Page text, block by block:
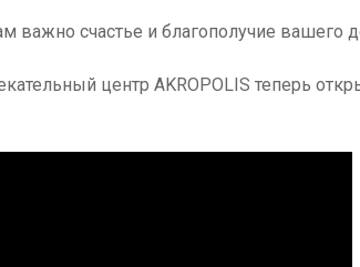
важно счастье и благополучие вашего
центр AKROPOLIS теперь